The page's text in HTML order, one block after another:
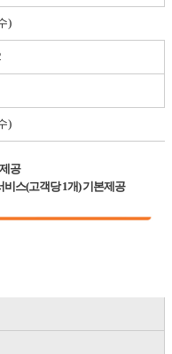
)
)
공
비스(고객당 1개) 기본제공